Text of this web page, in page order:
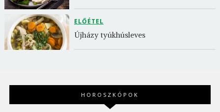
ELŐÉTEL
Újházy tyúkhúsleves
HOROSZKÓPOK